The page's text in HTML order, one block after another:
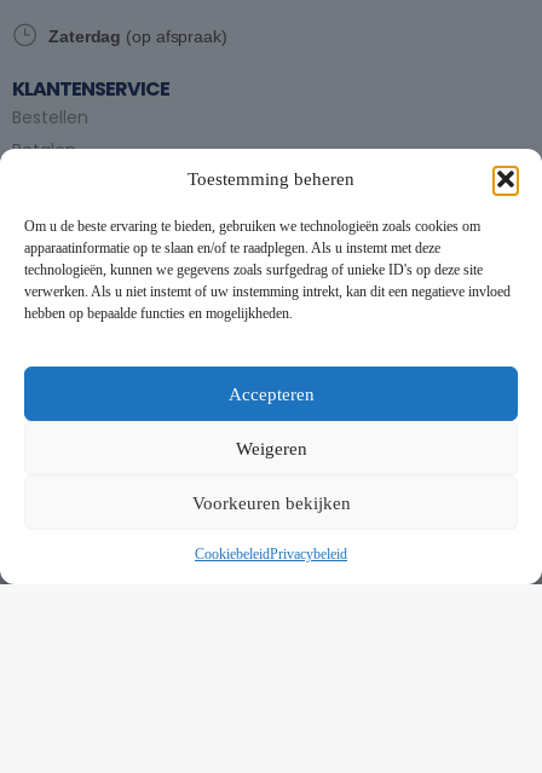
Toestemming beheren
Om u de beste ervaring te bieden, gebruiken we technologieën zoals cookies om
apparaatinformatie op te slaan en/of te raadplegen. Als u instemt met deze
technologieën, kunnen we gegevens zoals surfgedrag of unieke ID's op deze site
verwerken. Als u niet instemt of uw instemming intrekt, kan dit een negatieve invloed
hebben op bepaalde functies en mogelijkheden.
Accepteren
Weigeren
Voorkeuren bekijken
CookiebeleidPrivacybeleid
Zaterdag (op afspraak)
KLANTENSERVICE
Bestellen
Betalen
Partytent huren
Handleiding partytenten
VOORWAARDEN
Privacybeleid
Contact
Schrijf je in op onze nieuwsbrief en blijf op de hoogte van
This website uses cookies to improve your experience. By using
this website you agree to ourData Protection Policy